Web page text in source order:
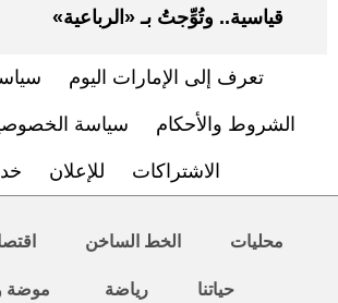
قياسية.. وتُوِّجتُ بـ «الرباعية»
تعرف إلى الإمارات اليوم
الشروط والأحكام سياسة
الاشتراكات للإعلان
محليات الخط الساخن
حياتنا رياضة موضة